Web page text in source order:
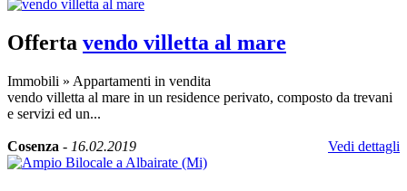
Offerta vendo villetta al mare
Immobili » Appartamenti in vendita
vendo villetta al mare in un residence perivato, composto da trevani
e servizi ed un...
Cosenza - 16.02.2019 Vedi dettagli